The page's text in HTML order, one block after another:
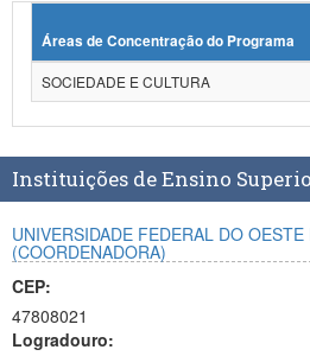
Áreas de Concentração do Programa
SOCIEDADE E CULTURA
Instituições de Ensino
UNIVERSIDADE FEDERAL DO OESTE
(COORDENADORA)
CEP:
47808021
Logradouro: